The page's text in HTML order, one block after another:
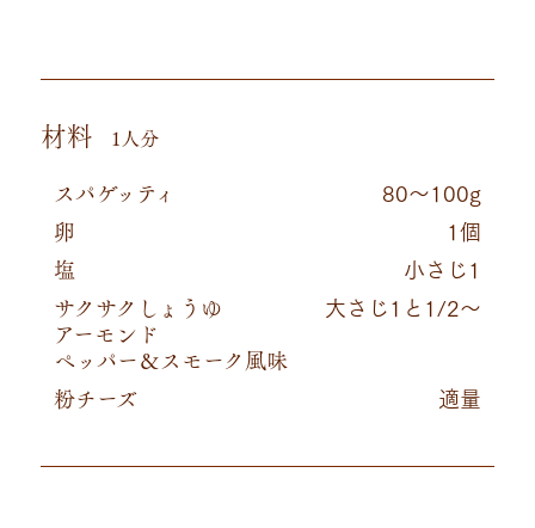
材料 1人分
スパゲッティ 80～100g
卵 1個
塩 小さじ1
サクサクしょうゆ
アーモンド
ペッパー＆スモーク風味
大さじ1と1/2～
粉チーズ 適量